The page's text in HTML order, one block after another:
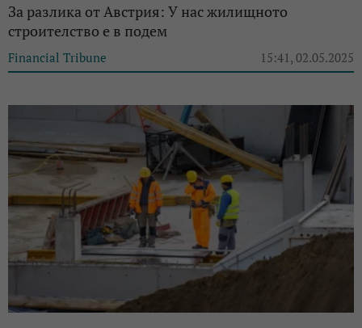
За разлика от Австрия: У нас жилищното
строителство е в подем
Financial Tribune 15:41, 02.05.2025